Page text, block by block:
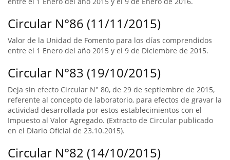
Circular N°86 (11/11/2015)
Valor de la Unidad de Fomento para los días comprendidos
entre el 1 Enero del año 2015 y el 9 de Diciembre de 2015.
Circular N°83 (19/10/2015)
Deja sin efecto Circular N° 80, de 29 de septiembre de 2015,
referente al concepto de laboratorio, para efectos de gravar la
actividad desarrollada por estos establecimientos con el
Impuesto al Valor Agregado. (Extracto de Circular publicado
en el Diario Oficial de 23.10.2015).
Circular N°82 (14/10/2015)